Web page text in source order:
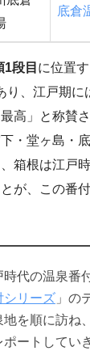
底倉
1段目 に位置
り、江戸期に
高」と称賛
・堂ヶ島・
箱根は江戸
が、この番
時代の温泉番
シリーズ 」の
を順に訪ね
ートしてい